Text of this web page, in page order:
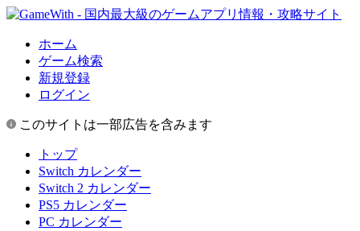
ホーム
ゲーム検索
新規登録
ログイン
このサイトは一部広告を含みます
トップ
Switch カレンダー
Switch 2 カレンダー
PS5 カレンダー
PC カレンダー